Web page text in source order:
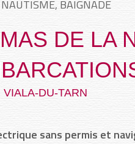
NAUTISME, BAIGNADE
DE LA
VIALA-DU-TARN
sans permis et